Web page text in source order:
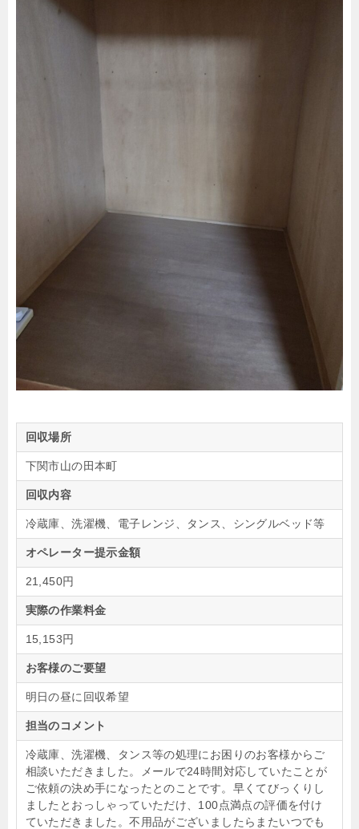
回収場所
下関市山の田本町
回収内容
冷蔵庫、洗濯機、電子レンジ、タンス、シングルベッド等
オペレーター提示金額
21,450円
実際の作業料金
15,153円
お客様のご要望
明日の昼に回収希望
担当のコメント
冷蔵庫、洗濯機、タンス等の処理にお困りのお客様からご
相談いただきました。メールで24時間対応していたことが
ご依頼の決め手になったとのことです。早くてびっくりし
ましたとおっしゃっていただけ、100点満点の評価を付け
ていただきました。不用品がございましたらまたいつでも